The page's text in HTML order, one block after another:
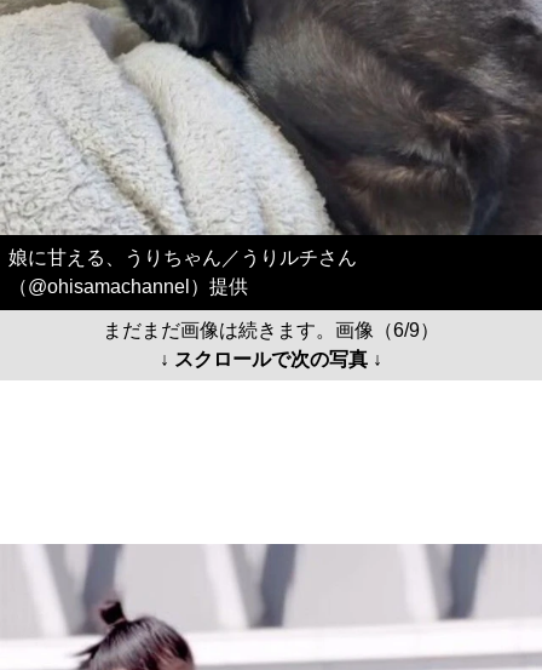
娘に甘える、うりちゃん／うりルチさん
（@ohisamachannel）提供
まだまだ画像は続きます。画像（6/9）
↓ スクロールで次の写真 ↓